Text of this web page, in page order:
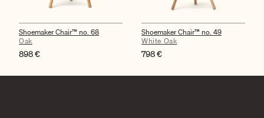
Shoemaker Chair™ no. 68
Oak
898€
Shoemaker Chair™ no. 49
White Oak
798€